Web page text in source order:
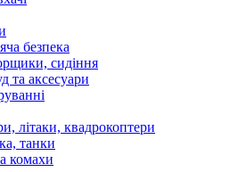
безпека
сидіння
та аксесуари
літаки, квадрокоптери
танки
комахи